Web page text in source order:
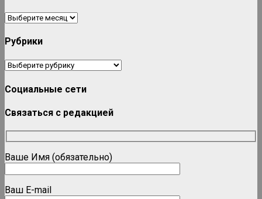
Архивы
Рубрики
Рубрики
Социальные сети
Связаться с редакцией
Ваше Имя (обязательно)
Ваш E-mail